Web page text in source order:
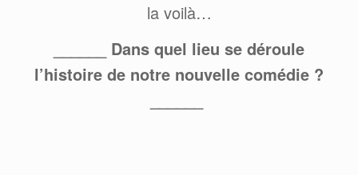
la voilà…
______ Dans quel lieu se déroule
l’histoire de notre nouvelle comédie ?